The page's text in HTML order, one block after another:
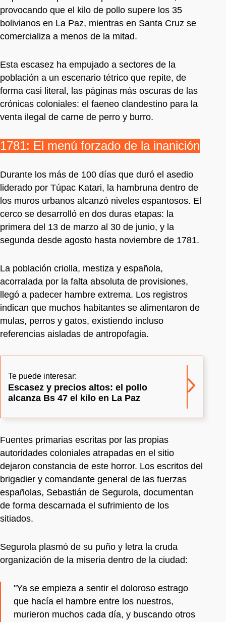
provocando que el kilo de pollo supere los 35
bolivianos en La Paz, mientras en Santa Cruz se
comercializa a menos de la mitad.
Esta escasez ha empujado a sectores de la
población a un escenario tétrico que repite, de
forma casi literal, las páginas más oscuras de las
crónicas coloniales: el faeneo clandestino para la
venta ilegal de carne de perro y burro.
1781: El menú forzado de la inanición
Durante los más de 100 días que duró el asedio
liderado por Túpac Katari, la hambruna dentro de
los muros urbanos alcanzó niveles espantosos. El
cerco se desarrolló en dos duras etapas: la
primera del 13 de marzo al 30 de junio, y la
segunda desde agosto hasta noviembre de 1781.
La población criolla, mestiza y española,
acorralada por la falta absoluta de provisiones,
llegó a padecer hambre extrema. Los registros
indican que muchos habitantes se alimentaron de
mulas, perros y gatos, existiendo incluso
referencias aisladas de antropofagia.
Te puede interesar:
Escasez y precios altos: el pollo
alcanza Bs 47 el kilo en La Paz
Fuentes primarias escritas por las propias
autoridades coloniales atrapadas en el sitio
dejaron constancia de este horror. Los escritos del
brigadier y comandante general de las fuerzas
españolas, Sebastián de Segurola, documentan
de forma descarnada el sufrimiento de los
sitiados.
Segurola plasmó de su puño y letra la cruda
organización de la miseria dentro de la ciudad:
"Ya se empieza a sentir el doloroso estrago
que hacía el hambre entre los nuestros,
murieron muchos cada día, y buscando otros